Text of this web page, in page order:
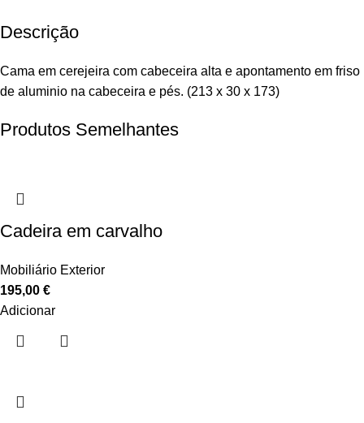
Descrição
Cama em cerejeira com cabeceira alta e apontamento em friso
de aluminio na cabeceira e pés. (213 x 30 x 173)
Produtos Semelhantes
Cadeira em carvalho
Mobiliário Exterior
195,00 €
Adicionar